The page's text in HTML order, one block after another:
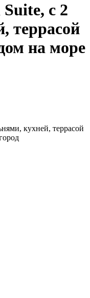
с 2
террасой
на море
кухней, террасой